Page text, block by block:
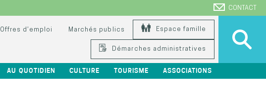
CONTACT
Offres d’emploi Marchés publics Espace famille
Démarches administratives
AU QUOTIDIEN CULTURE TOURISME ASSOCIATIONS